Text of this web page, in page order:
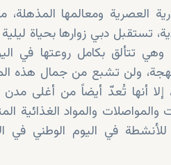
العصرية ومعالمها
متراً. في الأيام العادية، تستقبل دبي زوارها
تتألق بكامل روعتها في
ولن تشبع من جمال هذه
أنها تُعدّ أيضاً من أغلى مدن
والمواد الغذائية
في اليوم الوطني في